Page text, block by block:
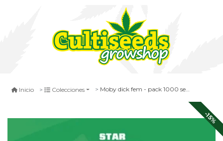
Inicio Colecciones Moby dick fem - pack 1000 semillas – bsf
-15%